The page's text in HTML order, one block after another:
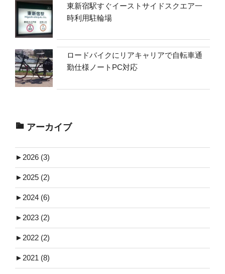
東新宿駅すぐイーストサイドスクエア一
時利用駐輪場
ロードバイクにリアキャリアで自転車通
勤仕様ノートPC対応
アーカイブ
► 2026 (3)
► 2025 (2)
► 2024 (6)
► 2023 (2)
► 2022 (2)
► 2021 (8)